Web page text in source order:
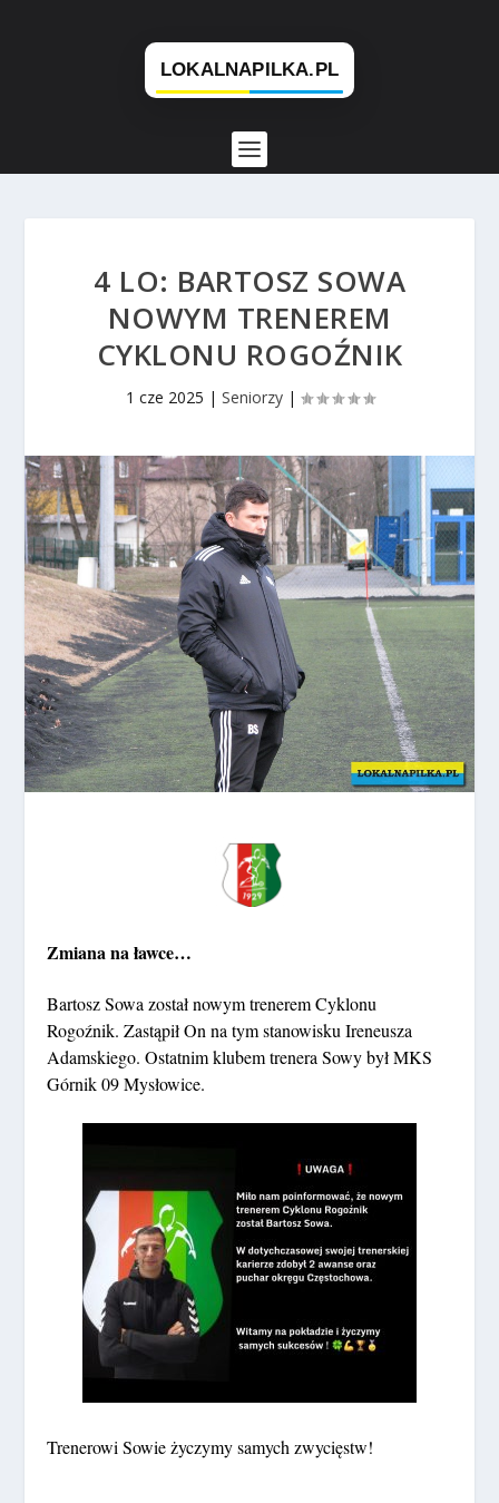
4 LO: BARTOSZ SOWA
NOWYM TRENEREM
CYKLONU ROGOŹNIK
1 cze 2025 | Seniorzy|
Zmiana na ławce…
Bartosz Sowa został nowym trenerem Cyklonu
Rogoźnik. Zastąpił On na tym stanowisku Ireneusza
Adamskiego. Ostatnim klubem trenera Sowy był MKS
Górnik 09 Mysłowice.
Trenerowi Sowie życzymy samych zwycięstw!